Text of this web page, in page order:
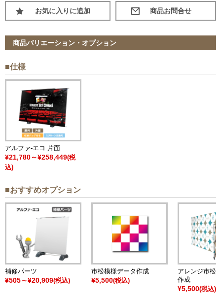
お気に入りに追加
商品バリエーション・オプション
■仕様
アルファ-エコ 片面
¥21,780～¥258,449(税
込)
■おすすめオプション
補修パーツ
¥505～¥20,909(税込)
市松模様データ作成
¥5,500(税込)
アレンジ市松
作成
¥5,500(税込)